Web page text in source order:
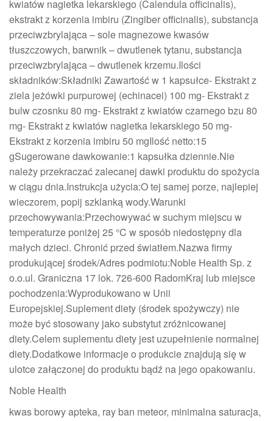
kwiatów nagietka lekarskiego (Calendula officinalis),
ekstrakt z korzenia imbiru (Zingiber officinalis), substancja
przeciwzbrylająca – sole magnezowe kwasów
tłuszczowych, barwnik – dwutlenek tytanu, substancja
przeciwzbrylająca – dwutlenek krzemu.Ilości
składników:Składniki Zawartość w 1 kapsułce- Ekstrakt z
ziela jeżówki purpurowej (echinacei) 100 mg- Ekstrakt z
bulw czosnku 80 mg- Ekstrakt z kwiatów czarnego bzu 80
mg- Ekstrakt z kwiatów nagietka lekarskiego 50 mg-
Ekstrakt z korzenia imbiru 50 mgIlość netto:15
gSugerowane dawkowanie:1 kapsułka dziennie.Nie
należy przekraczać zalecanej dawki produktu do spożycia
w ciągu dnia.Instrukcja użycia:O tej samej porze, najlepiej
wieczorem, popij szklanką wody.Warunki
przechowywania:Przechowywać w suchym miejscu w
temperaturze poniżej 25 °C w sposób niedostępny dla
małych dzieci. Chronić przed światłem.Nazwa firmy
produkującej środek/Adres podmiotu:Noble Health Sp. z
o.o.ul. Graniczna 17 lok. 726-600 RadomKraj lub miejsce
pochodzenia:Wyprodukowano w Unii
Europejskiej.Suplement diety (środek spożywczy) nie
może być stosowany jako substytut zróżnicowanej
diety.Celem suplementu diety jest uzupełnienie normalnej
diety.Dodatkowe informacje o produkcie znajdują się w
ulotce załączonej do produktu bądź na jego opakowaniu.
Noble Health
kwas borowy apteka, ray ban meteor, minimalna saturacja,